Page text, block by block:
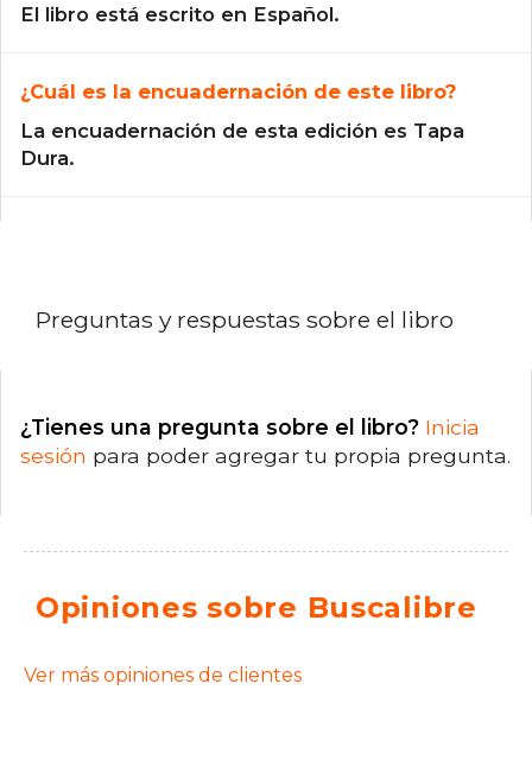
El libro está escrito en Español.
¿Cuál es la encuadernación de este libro?
La encuadernación de esta edición es Tapa
Dura.
Preguntas y respuestas sobre el libro
¿Tienes una pregunta sobre el libro? Inicia
sesión para poder agregar tu propia pregunta.
Opiniones sobre Buscalibre
Ver más opiniones de clientes